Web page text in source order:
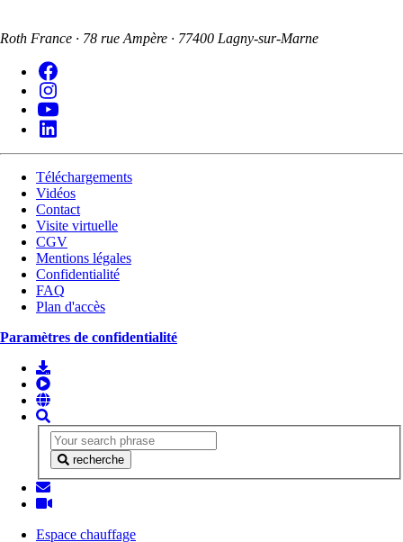
Roth France · 78 rue Ampère · 77400 Lagny-sur-Marne
Téléchargements
Vidéos
Contact
Visite virtuelle
CGV
Mentions légales
Confidentialité
FAQ
Plan d'accès
Paramètres de confidentialité
recherche
Espace chauffage